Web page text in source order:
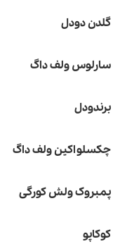
گلدن دودل
سارلوس ولف داگ
برندودل
چکسلواکین ولف داگ
پمبروک ولش کورگی
کوکاپو